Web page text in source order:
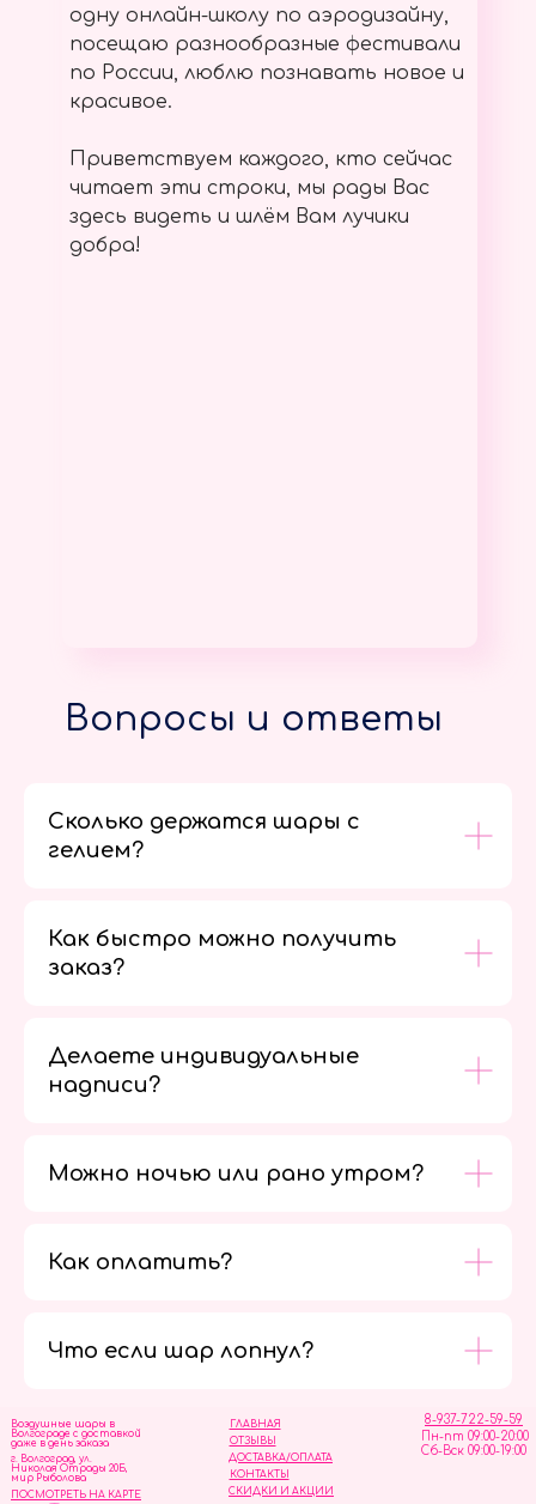
одну онлайн-школу по аэродизайну,
посещаю разнообразные фестивали
по России, люблю познавать новое и
красивое.
Приветствуем каждого, кто сейчас
читает эти строки, мы рады Вас
здесь видеть и шлём Вам лучики
добра!
Вопросы и ответы
Сколько держатся шары с
гелием?
Как быстро можно получить
заказ?
Делаете индивидуальные
надписи?
Можно ночью или рано утром?
Как оплатить?
Что если шар лопнул?
ОТЗЫВЫ
ГЛАВНАЯ
ДОСТАВКА/ОПЛАТА
СКИДКИ И АКЦИИ
КОНТАКТЫ
8-937-722-59-59
Пн-пт 09:00-20:00
Сб-Вск 09:00-19:00
Воздушные шары в
Волгограде с доставкой
даже в день заказа
г. Волгоград, ул.
Николая Отрады 20Б,
мир Рыболова
ПОСМОТРЕТЬ НА КАРТЕ